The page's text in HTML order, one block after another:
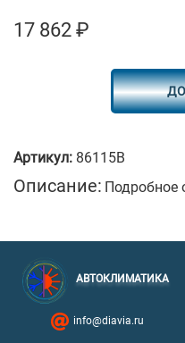
17 862 ₽
Артикул: 86115B
Описание: Подробное
АВТОКЛИМАТИКА
info@diavia.ru